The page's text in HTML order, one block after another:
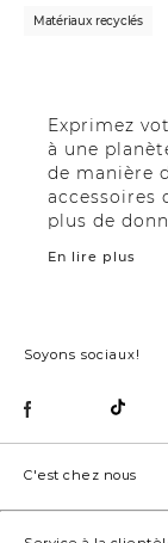
Matériaux recyclés
Exprimez
à une
de manière
accessoires
plus de
le mobilier
Le métal
la fonte, le
cueillette, le
purification
En lire plus
Soyons sociaux!
C'est chez nous